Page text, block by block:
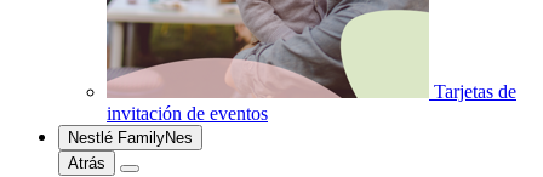
Tarjetas de
invitación de eventos
Nestlé FamilyNes
Atrás